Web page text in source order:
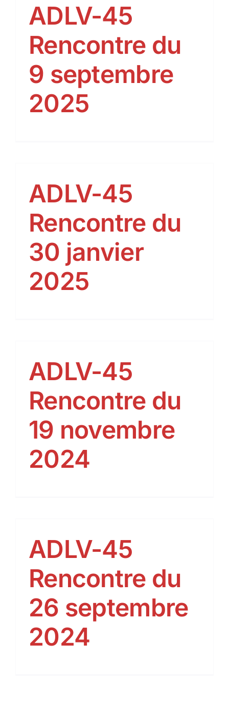
ADLV-45
Rencontre du
9 septembre
2025
ADLV-45
Rencontre du
30 janvier
2025
ADLV-45
Rencontre du
19 novembre
2024
ADLV-45
Rencontre du
26 septembre
2024